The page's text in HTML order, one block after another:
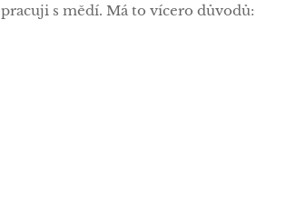
pracuji s mědí. Má to vícero důvodů: